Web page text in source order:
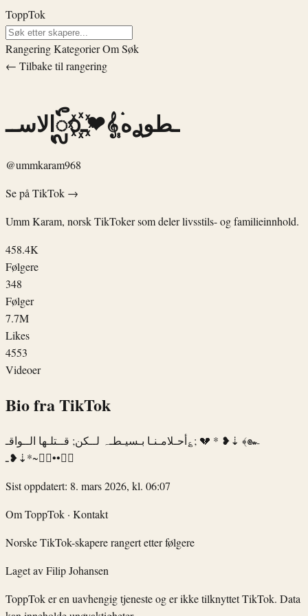
ToppTok
RangeringKategorierOmSøk
← Tilbake til rangering
الاســᬽـ꙰❤𝄠ۛـطوࢪه
@ummkaram968
Se på TikTok →
Umm Karam, norsk TikToker som deler livsstils- og familieinnhold.
458.4K
Følgere
348
Følger
7.7M
Likes
4553
Videoer
Bio fra TikTok
أحـلامـنـا بـسيـطـہ لــكن; قــتلـها الــواقـ؏; 💔 * ❥⇣ ﴾๛
ـ❥⇣*~✧••┈┈
Sist oppdatert: 8. mars 2026, kl. 06:07
Om ToppTok · Kontakt
Norske TikTok-skapere rangert etter følgere
Laget avFilip Johansen
ToppTok er en uavhengig tjeneste og er ikke tilknyttet TikTok. Data